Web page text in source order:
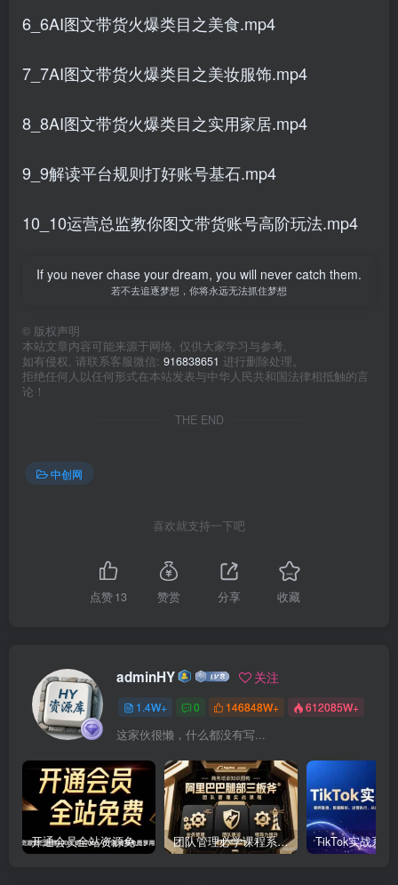
6_6AI图文带货火爆类目之美食.mp4
7_7AI图文带货火爆类目之美妆服饰.mp4
8_8AI图文带货火爆类目之实用家居.mp4
9_9解读平台规则打好账号基石.mp4
10_10运营总监教你图文带货账号高阶玩法.mp4
If you never chase your dream, you will never catch them.
若不去追逐梦想，你将永远无法抓住梦想
© 版权声明
本站文章内容可能来源于网络, 仅供大家学习与参考,
如有侵权, 请联系客服微信: 916838651 进行删除处理。
拒绝任何人以任何形式在本站发表与中华人民共和国法律相抵触的言
论！
THE END
中创网
喜欢就支持一下吧
点赞13 赞赏 分享 收藏
adminHY 关注
1.4W+ 0 146848W+ 612085W+
这家伙很懒，什么都没有写...
开通会员全站资源免费下载 开通VIP会员 HY资源库 团队管理必学课程系列，阿里巴巴“腿部三板斧”